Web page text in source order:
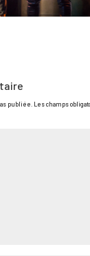
publiée. Les champs